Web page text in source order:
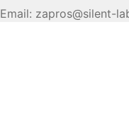
Email: zapros@silent-